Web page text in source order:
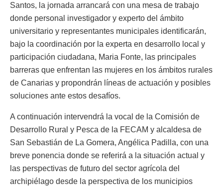
Santos, la jornada arrancará con una mesa de trabajo
donde personal investigador y experto del ámbito
universitario y representantes municipales identificarán,
bajo la coordinación por la experta en desarrollo local y
participación ciudadana, Maria Fonte, las principales
barreras que enfrentan las mujeres en los ámbitos rurales
de Canarias y propondrán líneas de actuación y posibles
soluciones ante estos desafíos.
A continuación intervendrá la vocal de la Comisión de
Desarrollo Rural y Pesca de la FECAM y alcaldesa de
San Sebastián de La Gomera, Angélica Padilla, con una
breve ponencia donde se referirá a la situación actual y
las perspectivas de futuro del sector agrícola del
archipiélago desde la perspectiva de los municipios